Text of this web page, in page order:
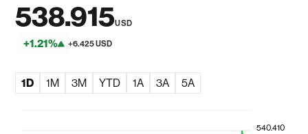
538.915USD
+1.21% +6.425 USD
1D 1M 3M YTD 1A 3A 5A
540.410